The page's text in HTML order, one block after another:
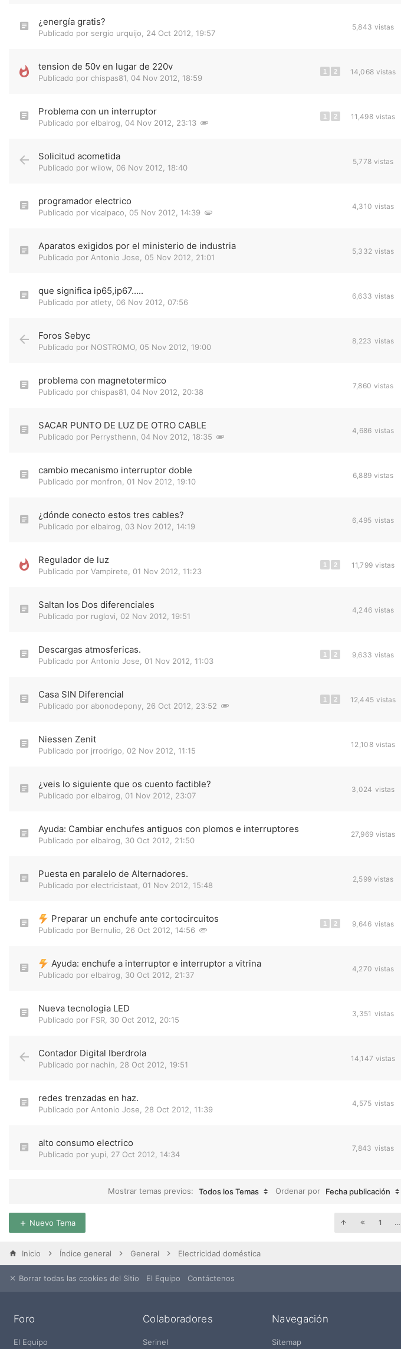
¿energía gratis?
Publicado por sergio urquijo 24 Oct 2012, 19:57
5,843 vistas
tension de 50v en lugar de 220v
Publicado por chispas81 04 Nov 2012, 18:59
1 2 14,068 vistas
Problema con un interruptor
Publicado por elbalrog 04 Nov 2012, 23:13
1 2 11,498 vistas
Solicitud acometida
Publicado por wilow 06 Nov 2012, 18:40
5,778 vistas
programador electrico
Publicado por vicalpaco 05 Nov 2012, 14:39
4,310 vistas
Aparatos exigidos por el ministerio de industria
Publicado por Antonio Jose 05 Nov 2012, 21:01
5,332 vistas
que significa ip65,ip67.....
Publicado por atlety 06 Nov 2012, 07:56
6,633 vistas
Foros Sebyc
Publicado por NOSTROMO 05 Nov 2012, 19:00
8,223 vistas
problema con magnetotermico
Publicado por chispas81 04 Nov 2012, 20:38
7,860 vistas
SACAR PUNTO DE LUZ DE OTRO CABLE
Publicado por Perrysthenn 04 Nov 2012, 18:35
4,686 vistas
cambio mecanismo interruptor doble
Publicado por monfron 01 Nov 2012, 19:10
6,889 vistas
¿dónde conecto estos tres cables?
Publicado por elbalrog 03 Nov 2012, 14:19
6,495 vistas
Regulador de luz
Publicado por Vampirete 01 Nov 2012, 11:23
1 2 11,799 vistas
Saltan los Dos diferenciales
Publicado por ruglovi 02 Nov 2012, 19:51
4,246 vistas
Descargas atmosfericas.
Publicado por Antonio Jose 01 Nov 2012, 11:03
1 2 9,633 vistas
Casa SIN Diferencial
Publicado por abonodepony 26 Oct 2012, 23:52
1 2 12,445 vistas
Niessen Zenit
Publicado por jrrodrigo 02 Nov 2012, 11:15
12,108 vistas
¿veis lo siguiente que os cuento factible?
Publicado por elbalrog 01 Nov 2012, 23:07
3,024 vistas
Ayuda: Cambiar enchufes antiguos con plomos e interruptores
Publicado por elbalrog 30 Oct 2012, 21:50
27,969 vistas
Puesta en paralelo de Alternadores.
Publicado por electricistaat 01 Nov 2012, 15:48
2,599 vistas
Preparar un enchufe ante cortocircuitos
Publicado por Bernulio 26 Oct 2012, 14:56
1 2 9,646 vistas
Ayuda: enchufe a interruptor e interruptor a vitrina
Publicado por elbalrog 30 Oct 2012, 21:37
4,270 vistas
Nueva tecnologia LED
Publicado por FSR 30 Oct 2012, 20:15
3,351 vistas
Contador Digital Iberdrola
Publicado por nachin 28 Oct 2012, 19:51
14,147 vistas
redes trenzadas en haz.
Publicado por Antonio Jose 28 Oct 2012, 11:39
4,575 vistas
alto consumo electrico
Publicado por yupi 27 Oct 2012, 14:34
7,843 vistas
Mostrar temas previos: Todos los Temas Ordenar por Fecha publicación
Nuevo Tema 1 …
Inicio Índice general General Electricidad doméstica
Borrar todas las cookies del Sitio El Equipo Contáctenos
Foro
El Equipo
Colaboradores
Serinel
Navegación
Sitemap